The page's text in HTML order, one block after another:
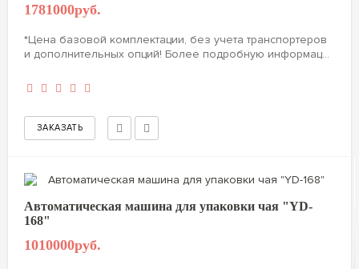
1781000руб.
*Цена базовой комплектации, без учета транспортеров
и дополнительных опций! Более подробную информац...
Автоматическая машина для упаковки чая "YD-
168"
1010000руб.